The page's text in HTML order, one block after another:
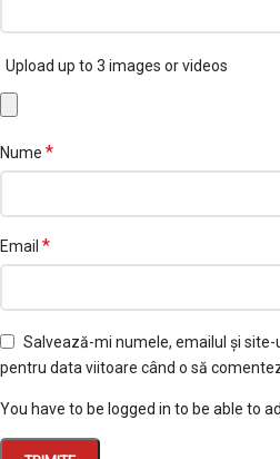
Upload up to 3 images or videos
Nume *
Email *
Salvează-mi numele, emailul și
pentru data viitoare când o să
You have to be logged in to be able to